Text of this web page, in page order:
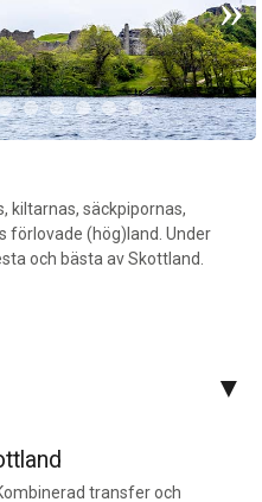
kiltarnas, säckpipornas,
förlovade (hög)land. Under
och bästa av Skottland.
transfer och